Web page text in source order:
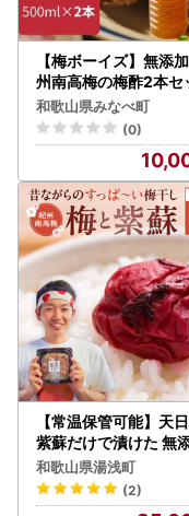
【梅ボーイズ】無添
州南高梅の梅酢2本セ
（白・紫蘇）天日塩使
【umehkr022】
和歌山県みなべ町
(0)
【常温保管可能】天
紫蘇だけで漬けた 無
梅干し3kg 梅ボーイズ
高梅 C203_EP6021
和歌山県湯浅町
(2)